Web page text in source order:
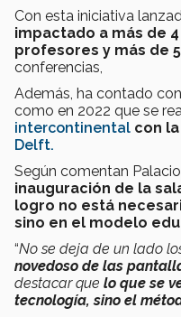
Con esta iniciativa
impactado a más de
profesores y más de
conferencias,
Además, ha contado
como en 2022 que se
intercontinental con la
Delft.
Según comentan
inauguración de la
logro no está
sino en el modelo
“No se deja de un lado
novedoso de las
destacar que lo que se
tecnología, sino el